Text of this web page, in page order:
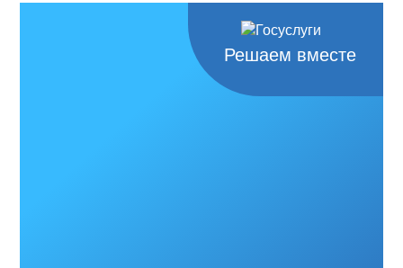
Решаем вместе